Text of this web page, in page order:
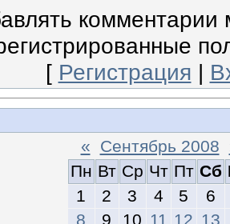
комментарии
[ Регистрация |
« Сентябрь 2008
Пн Вт Ср Чт Пт Сб
1
2 3 4 5
6
8
9 10 11 12 13